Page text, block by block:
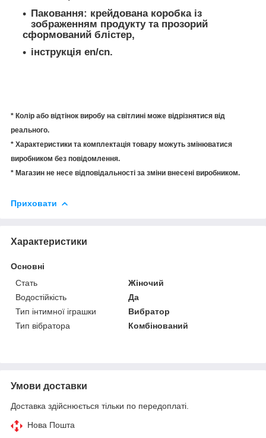
Паковання: крейдована коробка із
зображенням продукту та прозорий
сформований блістер,
інструкція en/cn.
* Колір або відтінок виробу на світлині може відрізнятися від
реального.
* Характеристики та комплектація товару можуть змінюватися
виробником без повідомлення.
* Магазин не несе відповідальності за зміни внесені виробником.
Приховати
Характеристики
Основні
Стать
Жіночий
Водостійкість
Да
Тип інтимної іграшки
Вибратор
Тип вібратора
Комбінований
Умови доставки
Доставка здійснюється тільки по передоплаті.
Нова Пошта